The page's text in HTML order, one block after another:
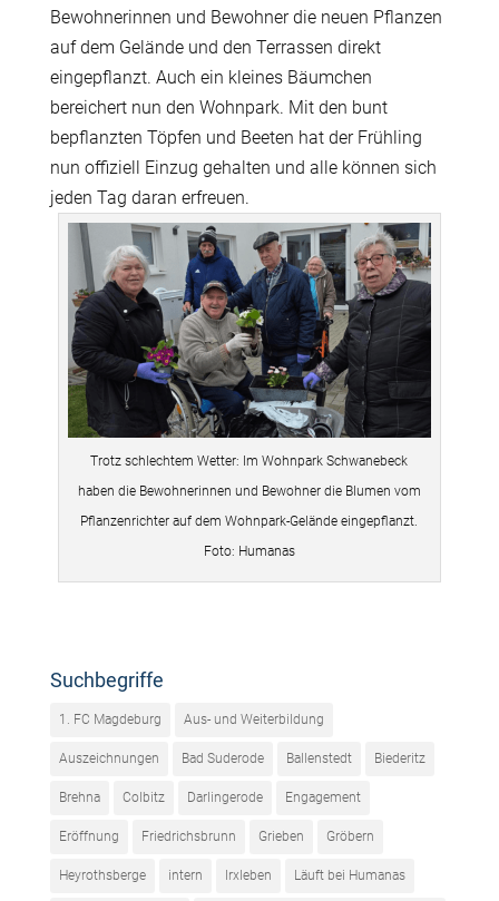
Bewohnerinnen und Bewohner die neuen Pflanzen
auf dem Gelände und den Terrassen direkt
eingepflanzt. Auch ein kleines Bäumchen
bereichert nun den Wohnpark. Mit den bunt
bepflanzten Töpfen und Beeten hat der Frühling
nun offiziell Einzug gehalten und alle können sich
jeden Tag daran erfreuen.
Trotz schlechtem Wetter: Im Wohnpark Schwanebeck
haben die Bewohnerinnen und Bewohner die Blumen vom
Pflanzenrichter auf dem Wohnpark-Gelände eingepflanzt.
Foto: Humanas
Suchbegriffe
1. FC Magdeburg Aus- und Weiterbildung
Auszeichnungen Bad Suderode Ballenstedt Biederitz
Brehna Colbitz Darlingerode Engagement
Eröffnung Friedrichsbrunn Grieben Gröbern
Heyrothsberge intern Irxleben Läuft bei Humanas